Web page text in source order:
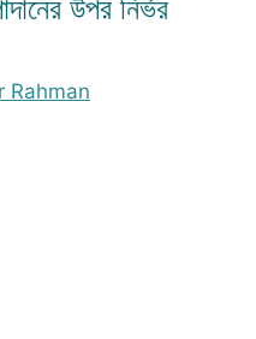
উপর নির্ভর
Rahman